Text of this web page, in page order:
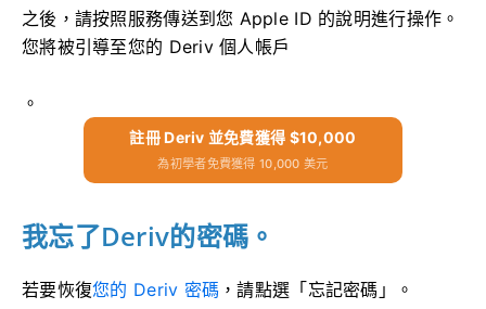
之後，請按照服務傳送到您 Apple ID 的說明進行操作。
您將被引導至您的 Deriv 個人帳戶
。
註冊 Deriv 並免費獲得 $10,000
為初學者免費獲得 10,000 美元
我忘了Deriv的密碼。
若要恢復您的 Deriv 密碼 ，請點選「忘記密碼」。